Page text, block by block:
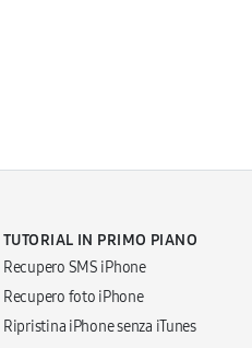
TUTORIAL IN PRIMO PIANO
Recupero SMS iPhone
Recupero foto iPhone
Ripristina iPhone senza iTunes